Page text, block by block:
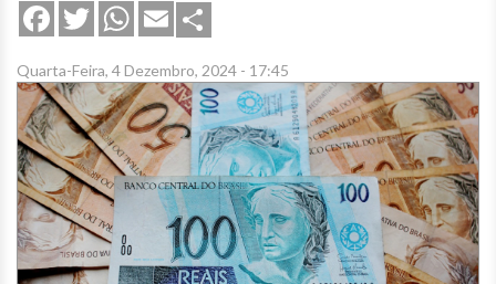
FacebookTwitterWhatsApp
Email
Quarta-Feira, 4 Dezembro, 2024 - 17:45